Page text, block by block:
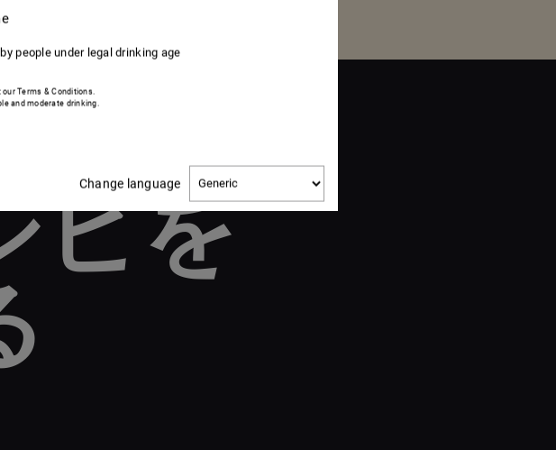
ピを
people under legal drinking age
Terms & Conditions.
and moderate drinking.
Change language
Change
language